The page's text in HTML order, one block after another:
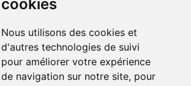
cookies
Nous utilisons des cookies et
d'autres technologies de suivi
pour améliorer votre expérience
de navigation sur notre site, pour
information)